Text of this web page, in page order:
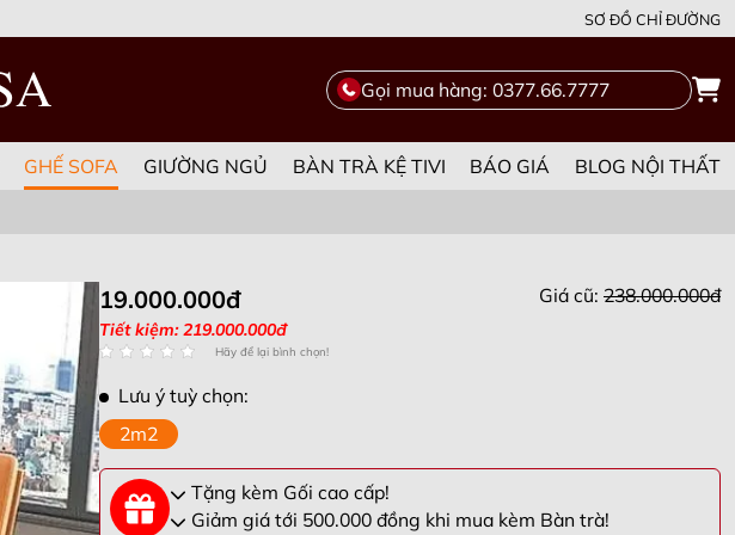
SƠ ĐỒ CHỈ ĐƯỜNG
GHẾ SOFA GIƯỜNG NGỦ BÀN TRÀ KỆ TIVI BÁO GIÁ BLOG NỘI THẤT
Gọi mua hàng: 0377.66.7777
Giá cũ: 238.000.000đ
19.000.000đ
Tiết kiệm: 219.000.000đ
Hãy để lại bình chọn!
Lưu ý tuỳ chọn:
2m2
Tặng kèm Gối cao cấp!
Giảm giá tới 500.000 đồng khi mua kèm Bàn trà!